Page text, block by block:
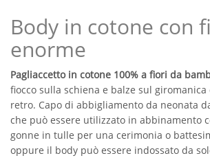
Body in cotone con
enorme
Pagliaccetto in cotone 100% a fiori da
fiocco sulla schiena e balze sul
retro. Capo di abbigliamento da neonata
che può essere utilizzato in abbinamento
gonne in tulle per una cerimonia o
oppure il body può essere indossato da